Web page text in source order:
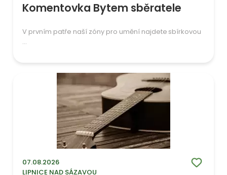
Komentovka Bytem sběratele
V prvním patře naší zóny pro umění najdete sbírkovou
...
07.08.2026
LIPNICE NAD SÁZAVOU